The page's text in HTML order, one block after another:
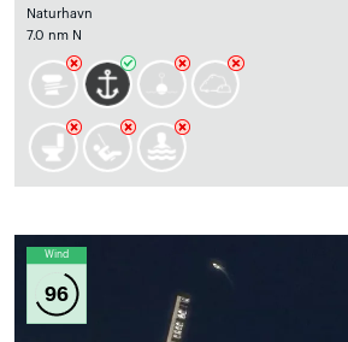
Naturhavn
7.0 nm N
Wind
96